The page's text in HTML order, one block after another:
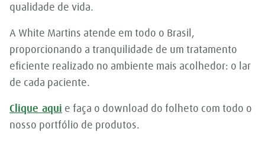
qualidade de vida.
A White Martins atende em todo o Brasil,
proporcionando a tranquilidade de um tratamento
eficiente realizado no ambiente mais acolhedor: o lar
de cada paciente.
Clique aqui e faça o download do folheto com todo o
nosso portfólio de produtos.